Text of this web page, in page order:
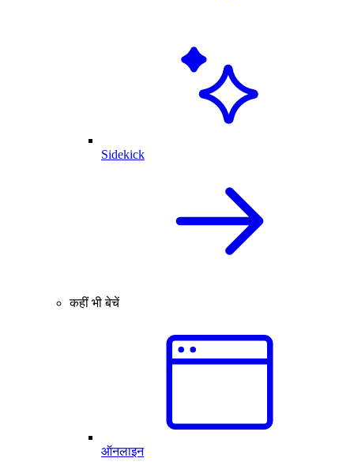
Sidekick
कहीं भी बेचें
ऑनलाइन